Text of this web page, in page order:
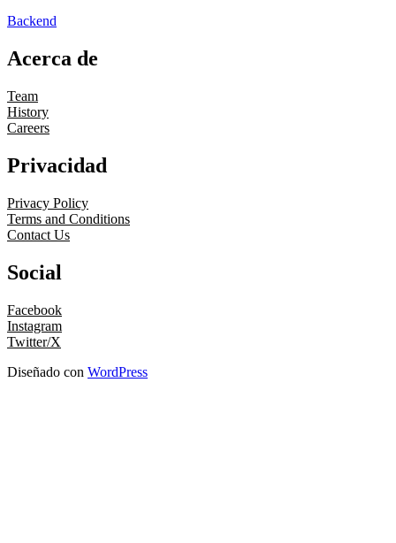
Backend
Acerca de
Team
History
Careers
Privacidad
Privacy Policy
Terms and Conditions
Contact Us
Social
Facebook
Instagram
Twitter/X
Diseñado con WordPress